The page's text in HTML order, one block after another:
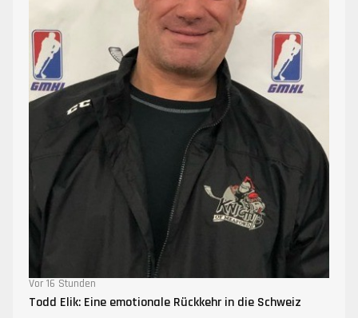
Vor 16 Stunden
Todd Elik: Eine emotionale Rückkehr in die Schweiz